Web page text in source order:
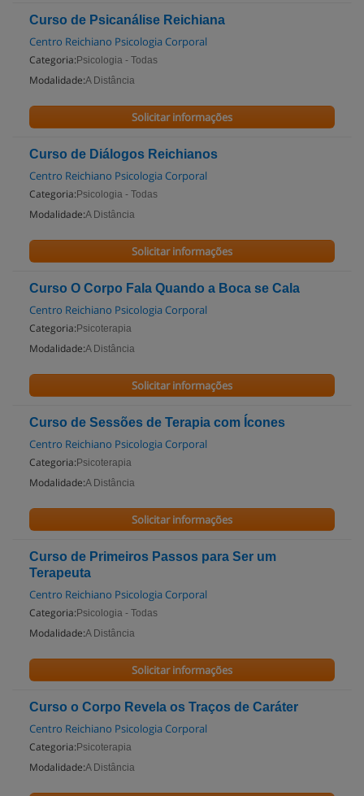
Curso de Psicanálise Reichiana
Centro Reichiano Psicologia Corporal
Categoria: Psicologia - Todas
Modalidade:A Distância
Solicitar informações
Curso de Diálogos Reichianos
Centro Reichiano Psicologia Corporal
Categoria: Psicologia - Todas
Modalidade:A Distância
Solicitar informações
Curso O Corpo Fala Quando a Boca se Cala
Centro Reichiano Psicologia Corporal
Categoria: Psicoterapia
Modalidade:A Distância
Solicitar informações
Curso de Sessões de Terapia com Ícones
Centro Reichiano Psicologia Corporal
Categoria: Psicoterapia
Modalidade:A Distância
Solicitar informações
Curso de Primeiros Passos para Ser um
Terapeuta
Centro Reichiano Psicologia Corporal
Categoria: Psicologia - Todas
Modalidade:A Distância
Solicitar informações
Curso o Corpo Revela os Traços de Caráter
Centro Reichiano Psicologia Corporal
Categoria: Psicoterapia
Modalidade:A Distância